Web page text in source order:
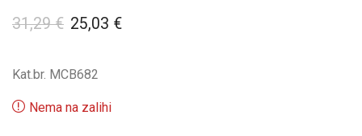
31,29€ 25,03 €
Kat.br. MCB682
Nema na zalihi